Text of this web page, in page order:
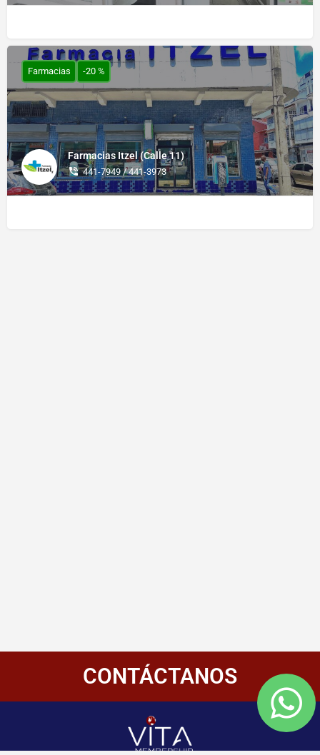
Farmacias Itzel (Calle 11)
441-7949 / 441-3973
Farmacias -20 %
CONTÁCTANOS